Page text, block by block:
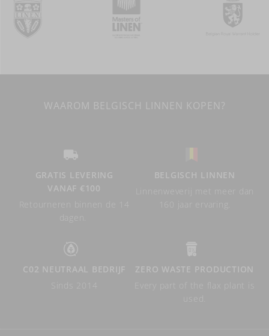
WAAROM BELGISCH LINNEN KOPEN?
GRATIS LEVERING
VANAF €100
BELGISCH LINNEN
Linnenweverij met meer dan
C02 NEUTRAAL BEDRIJF
ZERO WASTE PRODUCTION